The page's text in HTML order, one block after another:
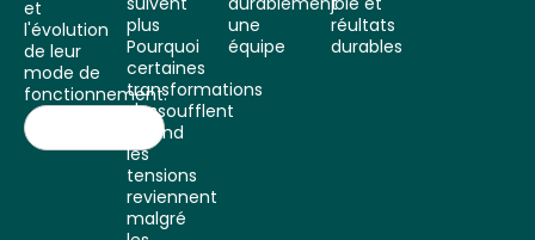
et
l'évolution
de leur
mode de
fonctionnement.
plus
Pourquoi
certaines
transformations
s'essoufflent
Quand
les
tensions
reviennent
malgré
une
équipe
réultats
durables